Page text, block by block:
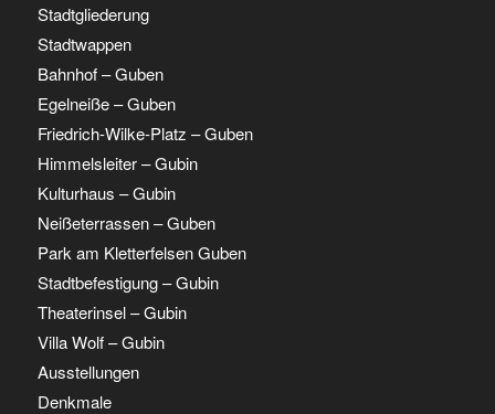
Stadtgliederung
Stadtwappen
Bahnhof – Guben
Egelneiße – Guben
Friedrich-Wilke-Platz – Guben
Himmelsleiter – Gubin
Kulturhaus – Gubin
Neißeterrassen – Guben
Park am Kletterfelsen Guben
Stadtbefestigung – Gubin
Theaterinsel – Gubin
Villa Wolf – Gubin
Ausstellungen
Denkmale